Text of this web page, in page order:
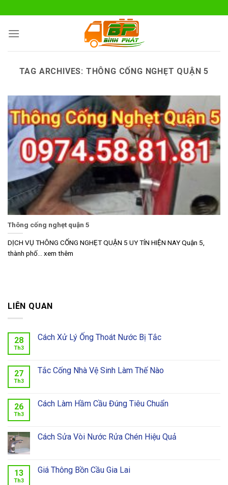
to
content
TAG ARCHIVES: THÔNG CỐNG NGHẸT QUẬN 5
Thông cống nghẹt quận 5
DỊCH VỤ THÔNG CỐNG NGHẸT QUẬN 5 UY TÍN HIỆN NAY Quận 5,
thành phố... xem thêm
LIÊN QUAN
28
Th3
Cách Xử Lý Ống Thoát Nước Bị Tắc
27
Th3
Tắc Cống Nhà Vệ Sinh Làm Thế Nào
26
Th3
Cách Làm Hầm Cầu Đúng Tiêu Chuẩn
Cách Sửa Vòi Nước Rửa Chén Hiệu Quả
13
Th3
Giá Thông Bồn Cầu Gia Lai